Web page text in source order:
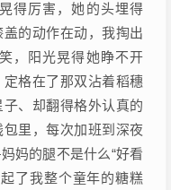
得厉害，她的头埋得
的动作在动，我掏出
，阳光晃得她睁不开
格在了那双沾着稻穗
、却翻得格外认真的
里，每次加班到深夜
妈的腿不是什么“好看
了我整个童年的糖糕